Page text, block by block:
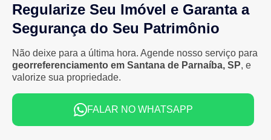
Regularize Seu Imóvel e Garanta a
Segurança do Seu Patrimônio
Não deixe para a última hora. Agende nosso serviço para
georreferenciamento em Santana de Parnaíba, SP, e
valorize sua propriedade.
FALAR NO WHATSAPP